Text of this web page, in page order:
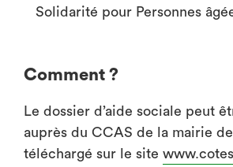
Solidarité pour Personnes
Comment ?
Le dossier d’aide sociale peut
auprès du CCAS de la mairie
téléchargé sur le site